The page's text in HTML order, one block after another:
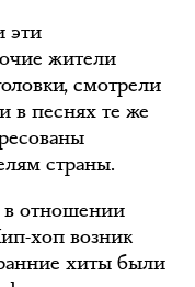
эти
жители
смотрели
в песнях те же
страны.
в отношении
хоп возник
хиты были